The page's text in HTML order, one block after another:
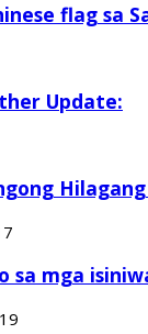
flag sa
Update:
sa mga